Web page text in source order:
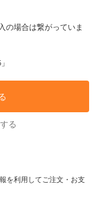
の場合は繋がっていま
る
を利用してご注文・お支